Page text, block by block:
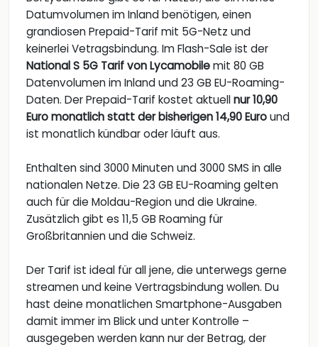
Datumvolumen im Inland benötigen, einen
grandiosen Prepaid-Tarif mit 5G-Netz und
keinerlei Vetragsbindung. Im Flash-Sale ist der
National S 5G Tarif von Lycamobilemit 80 GB
Datenvolumen im Inland und 23 GB EU-Roaming-
Daten. Der Prepaid-Tarif kostet aktuellnur 10,90
Euro monatlich statt der bisherigen 14,90 Euround
ist monatlich kündbar oder läuft aus.
Enthalten sind 3000 Minuten und 3000 SMS in alle
nationalen Netze. Die 23 GB EU-Roaming gelten
auch für die Moldau-Region und die Ukraine.
Zusätzlich gibt es 11,5 GB Roaming für
Großbritannien und die Schweiz.
Der Tarif ist ideal für all jene, die unterwegs gerne
streamen und keine Vertragsbindung wollen. Du
hast deine monatlichen Smartphone-Ausgaben
damit immer im Blick und unter Kontrolle –
ausgegeben werden kann nur der Betrag, der